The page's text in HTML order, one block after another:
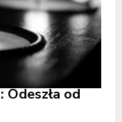
Odeszła od